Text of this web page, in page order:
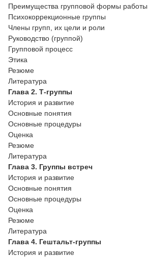
Преимущества групповой формы работы
Психокоррекционные группы
Члены групп, их цели и роли
Руководство (группой)
Групповой процесс
Этика
Резюме
Литература
Глава 2. Т-группы
История и развитие
Основные понятия
Основные процедуры
Оценка
Резюме
Литература
Глава 3. Группы встреч
История и развитие
Основные понятия
Основные процедуры
Оценка
Резюме
Литература
Глава 4. Гештальт-группы
История и развитие